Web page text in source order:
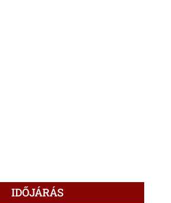
IDŐJÁRÁS